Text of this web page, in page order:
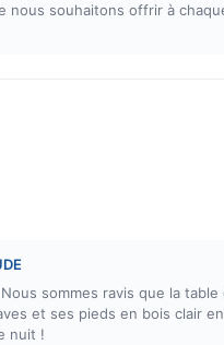
nous souhaitons offrir à
sommes ravis que la
et ses pieds en bois clair
nuit !